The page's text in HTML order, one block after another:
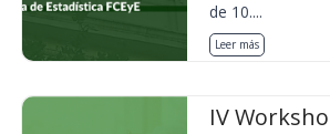
de 10....
Leer más
IV